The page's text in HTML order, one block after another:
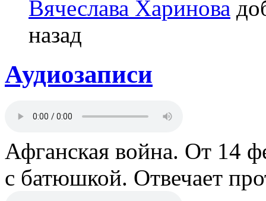
Вячеслава Харинова
назад
Аудиозаписи
Афганская война. От 14
с батюшкой. Отвечает